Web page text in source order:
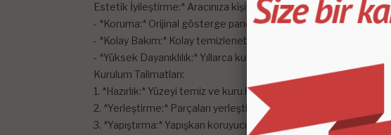
Estetik İyileştirme:* Aracınıza kişiselleştirilmiş ve zarif bir
- *Koruma:* Orijinal gösterge paneli yüzeyini koruyarak uzun
- *Kolay Bakım:* Kolay temizlenebilen yüzeyi sayesinde bakım
- *Yüksek Dayanıklılık:* Yıllarca kullanımdan sonra bile şıklığını ve
Kurulum Talimatları:
1. *Hazırlık:* Yüzeyi temiz ve kuru hale getirmek için bir temizleyici
2. *Yerleştirme:* Parçaları yerleştirin ve uyumlarını kontrol edin.
3. *Yapıştırma:* Yapışkan koruyucu filmi çıkarın ve parçaları